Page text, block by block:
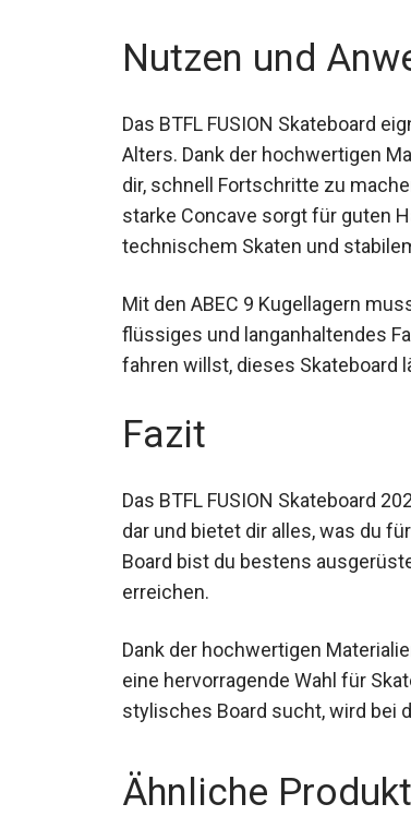
Nutzen und
Das BTFL FUSION Skateboard
Alters. Dank der hochwertigen
dir, schnell Fortschritte zu
starke Concave sorgt für guten
technischem Skaten und
Mit den ABEC 9 Kugellagern
flüssiges und langanhaltendes
nur fahren willst, dieses
Fazit
Das BTFL FUSION Skateboard
Funktionalität dar und bietet dir
Mit diesem Board bist du
Höhen zu erreichen.
Dank der hochwertigen
eine hervorragende Wahl für
zugleich stylisches Board sucht,
Ähnliche